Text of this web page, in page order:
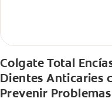
Colgate Total
Dientes Anticaries
Prevenir